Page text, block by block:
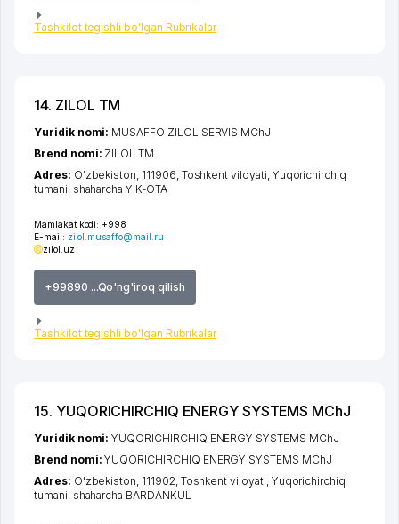
Tashkilot tegishli bo'lgan Rubrikalar
14. ZILOL TM
Mamlakat kodi: +998
E-mail: zilol.musaffo@mail.ru
zilol.uz
+99890 ...Qo'ng'iroq qilish
Tashkilot tegishli bo'lgan Rubrikalar
Yuridik nomi: MUSAFFO ZILOL SERVIS MChJ
Brend nomi: ZILOL TM
Adres: O'zbekiston, 111906, Toshkent viloyati Yuqorichirchiq
tumani shaharcha YIK-OTA
15. YUQORICHIRCHIQ ENERGY SYSTEMS MChJ
Yuridik nomi:YUQORICHIRCHIQ ENERGY SYSTEMS MChJ
Brend nomi:YUQORICHIRCHIQ ENERGY SYSTEMS MChJ
Adres: O'zbekiston, 111902, Toshkent viloyati, Yuqorichirchiq
tumani, shaharcha BARDANKUL